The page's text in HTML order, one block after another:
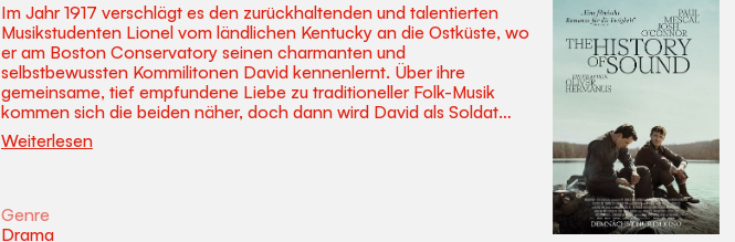
Im Jahr 1917 verschlägt es den zurückhaltenden und talentierten
Musikstudenten Lionel vom ländlichen Kentucky an die Ostküste, wo
er am Boston Conservatory seinen charmanten und
selbstbewussten Kommilitonen David kennenlernt. Über ihre
gemeinsame, tief empfundene Liebe zu traditioneller Folk-Musik
kommen sich die beiden näher, doch dann wird David als Soldat
eingezogen. Einige Jahre später erreicht Lionel ein Brief, in dem
David seinen Freund bittet, ihn auf einer Reise durch die Wälder von
auch fast in Vergessenheit geratene Folk-Musik. Das sehnlich
erwartete Wiedersehen, ihre leidenschaftliche Liebesgeschichte und
Weiterlesen
Genre
Drama